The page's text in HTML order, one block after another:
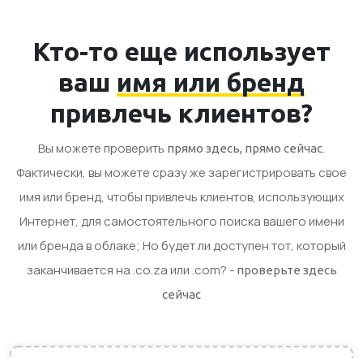
Кто-то еще использует
ваш имя или бренд
привлечь клиентов?
Вы можете проверить прямо здесь, прямо сейчас.
Фактически, вы можете сразу же зарегистрировать свое
имя или бренд, чтобы привлечь клиентов, использующих
Интернет, для самостоятельного поиска вашего имени
или бренда в облаке; Но будет ли доступен тот, который
заканчивается на .co.za или .com? - проверьте здесь
сейчас